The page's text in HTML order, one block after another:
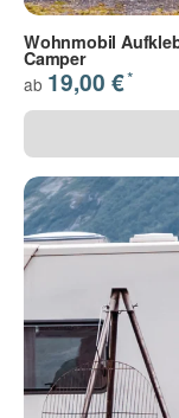
Wohnmobil
Camper
ab 19,00 €*